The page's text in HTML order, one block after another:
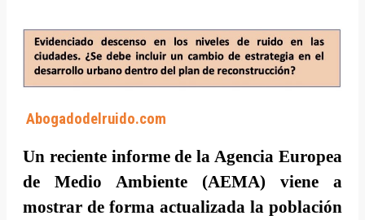
Abogadodelruido.com
Un reciente informe de la Agencia Europea
de Medio Ambiente (AEMA) viene a
mostrar de forma actualizada la población